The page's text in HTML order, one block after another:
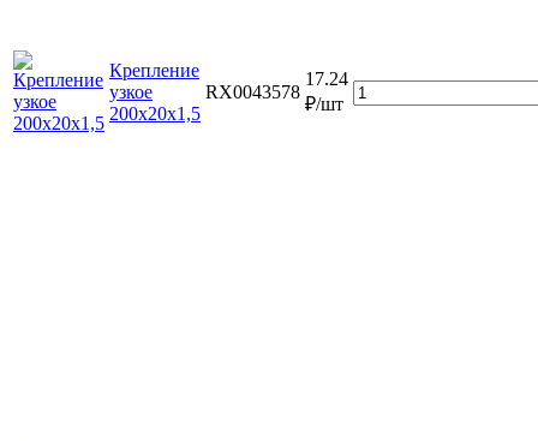
Крепление
узкое
200х20х1,5
RX0043578
17.24
₽/шт